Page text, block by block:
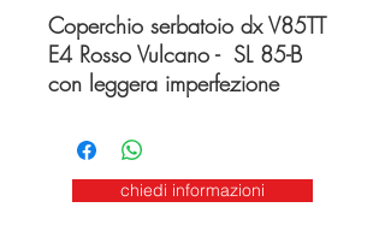
Coperchio serbatoio dx V85TT
E4 Rosso Vulcano - SL 85-B
con leggera imperfezione
chiedi informazioni